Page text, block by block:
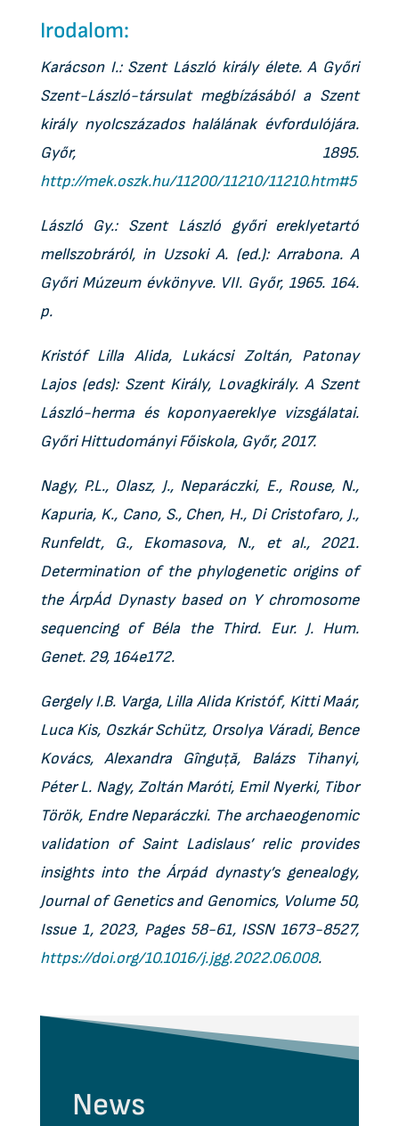
Irodalom:
Karácson I.: Szent László király élete. A Győri
Szent-László-társulat megbízásából a Szent
király nyolcszázados halálának évfordulójára.
Győr, 1895.
http://mek.oszk.hu/11200/11210/11210.htm#5
László Gy.: Szent László győri ereklyetartó
mellszobráról, in Uzsoki A. (ed.): Arrabona. A
Győri Múzeum évkönyve. VII. Győr, 1965. 164.
p.
Kristóf Lilla Alida, Lukácsi Zoltán, Patonay
Lajos (eds): Szent Király, Lovagkirály. A Szent
László-herma és koponyaereklye vizsgálatai.
Győri Hittudományi Főiskola, Győr, 2017.
Nagy, P.L., Olasz, J., Neparáczki, E., Rouse, N.,
Kapuria, K., Cano, S., Chen, H., Di Cristofaro, J.,
Runfeldt, G., Ekomasova, N., et al., 2021.
Determination of the phylogenetic origins of
the ÁrpÁd Dynasty based on Y chromosome
sequencing of Béla the Third. Eur. J. Hum.
Genet. 29, 164e172.
Gergely I.B. Varga, Lilla Alida Kristóf, Kitti Maár,
Luca Kis, Oszkár Schütz, Orsolya Váradi, Bence
Kovács, Alexandra Gînguță, Balázs Tihanyi,
Péter L. Nagy, Zoltán Maróti, Emil Nyerki, Tibor
Török, Endre Neparáczki. The archaeogenomic
validation of Saint Ladislaus’ relic provides
insights into the Árpád dynasty’s genealogy,
Journal of Genetics and Genomics, Volume 50,
Issue 1, 2023, Pages 58-61, ISSN 1673-8527,
https://doi.org/10.1016/j.jgg.2022.06.008.
News